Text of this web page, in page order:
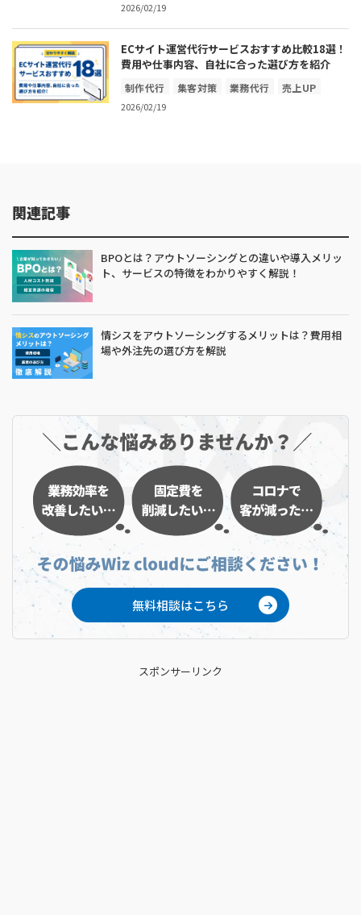
2026/02/19
ECサイト運営代行サービスおすすめ比較18選！
費用や仕事内容、自社に合った選び方を紹介
制作代行 集客対策 業務代行
売上UP
業務効率化
2026/02/19
関連記事
BPOとは？アウトソーシングとの違いや導入メリッ
ト、サービスの特徴をわかりやすく解説！
情シスをアウトソーシングするメリットは？費用相
場や外注先の選び方を解説
無料相談はこちら
スポンサーリンク